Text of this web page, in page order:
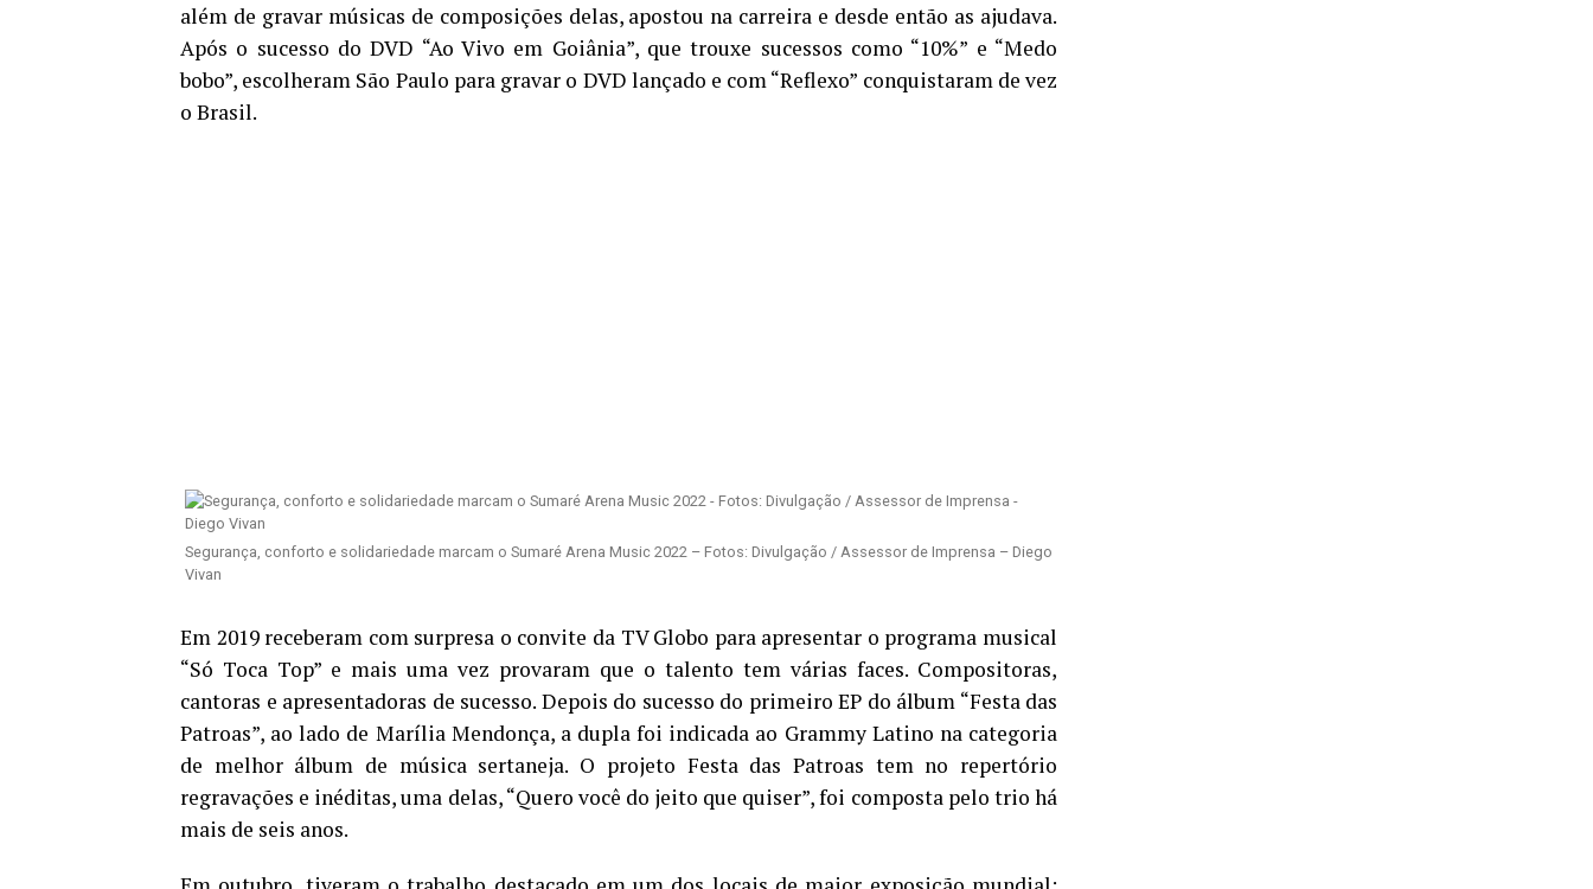
além de gravar músicas de composições delas, apostou na carreira e desde então as ajudava.
Após o sucesso do DVD “Ao Vivo em Goiânia”, que trouxe sucessos como “10%” e “Medo
bobo”, escolheram São Paulo para gravar o DVD lançado e com “Reflexo” conquistaram de vez
o Brasil.
Segurança, conforto e solidariedade marcam o Sumaré Arena Music 2022 – Fotos: Divulgação / Assessor de Imprensa – Diego
Vivan
Em 2019 receberam com surpresa o convite da TV Globo para apresentar o programa musical
“Só Toca Top” e mais uma vez provaram que o talento tem várias faces. Compositoras,
cantoras e apresentadoras de sucesso. Depois do sucesso do primeiro EP do álbum “Festa das
Patroas”, ao lado de Marília Mendonça, a dupla foi indicada ao Grammy Latino na categoria
de melhor álbum de música sertaneja. O projeto Festa das Patroas tem no repertório
regravações e inéditas, uma delas, “Quero você do jeito que quiser”, foi composta pelo trio há
mais de seis anos.